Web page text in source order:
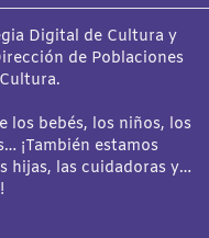
Digital de Cultura y
de Poblaciones
los bebés, los niños, los
¡También estamos
hijas, las cuidadoras y…